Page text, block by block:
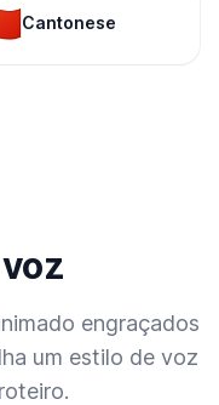
Cantonese
engraçados
um estilo de voz